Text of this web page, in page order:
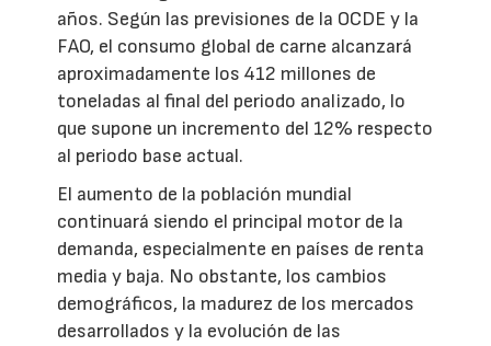
años. Según las previsiones de la OCDE y la
FAO, el consumo global de carne alcanzará
aproximadamente los 412 millones de
toneladas al final del periodo analizado, lo
que supone un incremento del 12% respecto
al periodo base actual.
El aumento de la población mundial
continuará siendo el principal motor de la
demanda, especialmente en países de renta
media y baja. No obstante, los cambios
demográficos, la madurez de los mercados
desarrollados y la evolución de las